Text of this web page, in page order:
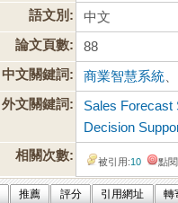
語文別:
中文
論文頁數:
88
中文關鍵詞:
商業智慧系統 、
外文關鍵詞:
Sales Forecast
Decision
相關次數:
被引用:10 點
推薦 評分 引用網址 轉